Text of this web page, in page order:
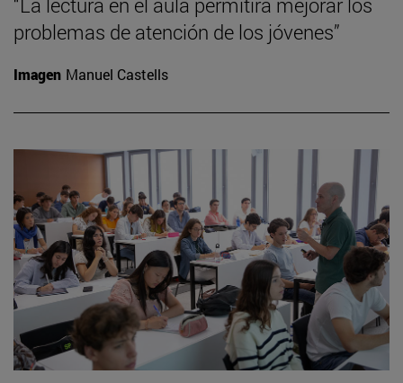
problemas de atención de los jóvenes”
Imagen Manuel Castells